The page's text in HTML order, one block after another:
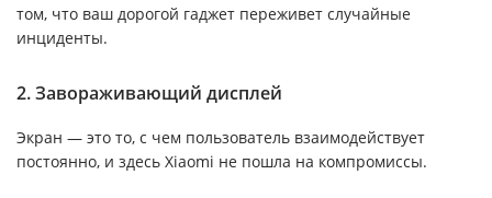
том, что ваш дорогой гаджет переживет случайные
инциденты.
2. Завораживающий дисплей
Экран — это то, с чем пользователь взаимодействует
постоянно, и здесь Xiaomi не пошла на компромиссы.